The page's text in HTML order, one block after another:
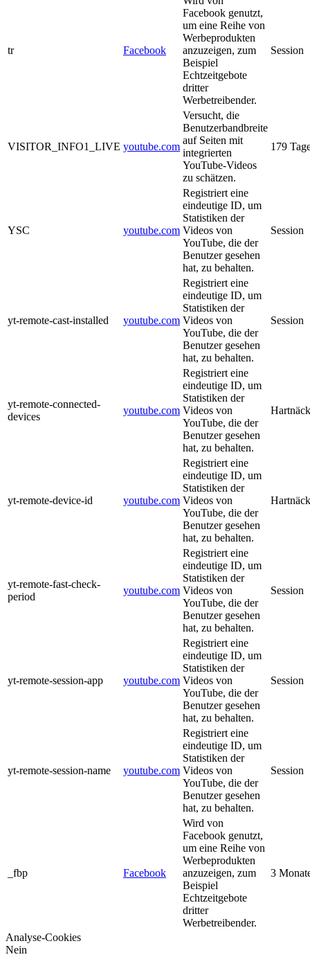
tr Facebook
Facebook genutzt,
um eine Reihe von
Werbeprodukten
anzuzeigen, zum
Beispiel
Echtzeitgebote
dritter
Werbetreibender.
Session
VISITOR_INFO1_LIVE youtube.com
Versucht, die
Benutzerbandbreite
auf Seiten mit
integrierten
YouTube-Videos
zu schätzen.
179
YSC youtube.com
Registriert eine
eindeutige ID, um
Statistiken der
Videos von
YouTube, die der
Benutzer gesehen
hat, zu behalten.
Session
yt-remote-cast-installed youtube.com
Registriert eine
eindeutige ID, um
Statistiken der
Videos von
YouTube, die der
Benutzer gesehen
hat, zu behalten.
Session
yt-remote-connected-
devices
youtube.com
Registriert eine
eindeutige ID, um
Statistiken der
Videos von
YouTube, die der
Benutzer gesehen
hat, zu behalten.
yt-remote-device-id youtube.com
Registriert eine
eindeutige ID, um
Statistiken der
Videos von
YouTube, die der
Benutzer gesehen
hat, zu behalten.
yt-remote-fast-check-
period
youtube.com
Registriert eine
eindeutige ID, um
Statistiken der
Videos von
YouTube, die der
Benutzer gesehen
hat, zu behalten.
Session
yt-remote-session-app youtube.com
Registriert eine
eindeutige ID, um
Statistiken der
Videos von
YouTube, die der
Benutzer gesehen
hat, zu behalten.
Session
yt-remote-session-name youtube.com
Registriert eine
eindeutige ID, um
Statistiken der
Videos von
YouTube, die der
Benutzer gesehen
hat, zu behalten.
Session
_fbp Facebook
Wird von
Facebook genutzt,
um eine Reihe von
Werbeprodukten
anzuzeigen, zum
Beispiel
Echtzeitgebote
dritter
Werbetreibender.
3
Analyse-Cookies
Nein